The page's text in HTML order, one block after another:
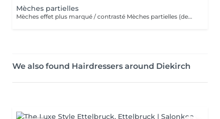
Mèches partielles
Mèches effet plus marqué / contrasté Mèches partielles (demi-tête de mèches) Prestation d'éclaircissement ciblée sur certaines zones des cheveux afin d'apporter lumière, relief et éclat, tout en conservant un résultat harmonieux et naturel. Idéal pour illuminer le visage ou entretenir un éclaircissement. Le glossing / la patine est inclus(e) dans cette prestation. Veuillez sélectionner une finition.
We also found Hairdressers around Diekirch